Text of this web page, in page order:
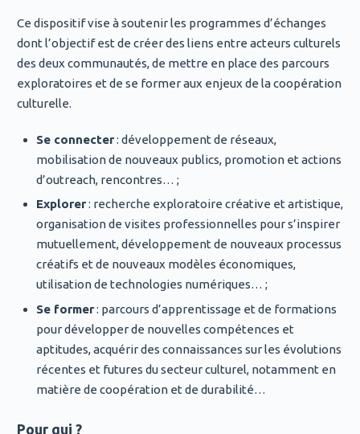
Ce dispositif vise à soutenir les programmes d’échanges
dont l’objectif est de créer des liens entre acteurs culturels
des deux communautés, de mettre en place des parcours
exploratoires et de se former aux enjeux de la coopération
culturelle.
Se connecter: développement de réseaux,
mobilisation de nouveaux publics, promotion et actions
d’outreach, rencontres… ;
Explorer: recherche exploratoire créative et artistique,
organisation de visites professionnelles pour s’inspirer
mutuellement, développement de nouveaux processus
créatifs et de nouveaux modèles économiques,
utilisation de technologies numériques… ;
Se former: parcours d’apprentissage et de formations
pour développer de nouvelles compétences et
aptitudes, acquérir des connaissances sur les évolutions
récentes et futures du secteur culturel, notamment en
matière de coopération et de durabilité…
Pour qui ?